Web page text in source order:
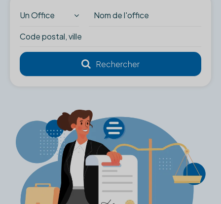
Un Office